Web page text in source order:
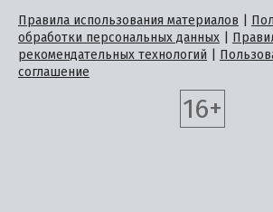
Правила использования материалов
обработки персональных данных
рекомендательных технологий
соглашение
16+